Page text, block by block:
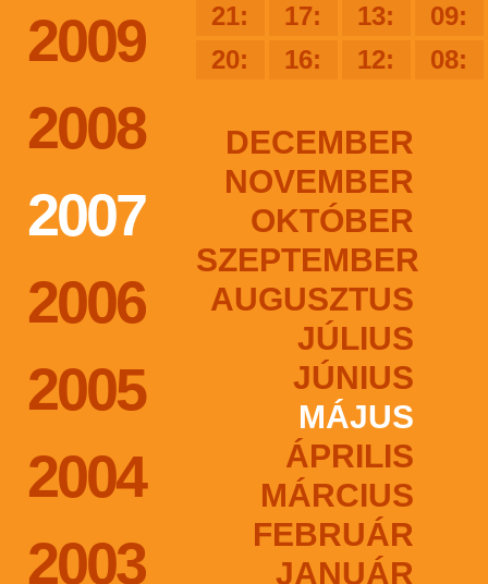
2009
2008
2007
2006
2005
2004
2003
21:
17: 13:
09:
20:
16: 12: 08:
DECEMBER
NOVEMBER
OKTÓBER
SZEPTEMBER
AUGUSZTUS
JÚLIUS
JÚNIUS
MÁJUS
ÁPRILIS
MÁRCIUS
FEBRUÁR
JANUÁR